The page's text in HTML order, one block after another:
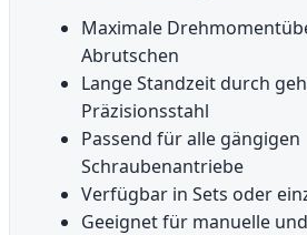
Maximale
Abrutschen
Lange Standzeit durch
Präzisionsstahl
Passend für alle gängigen
Schraubenantriebe
Verfügbar in Sets oder
Geeignet für manuelle